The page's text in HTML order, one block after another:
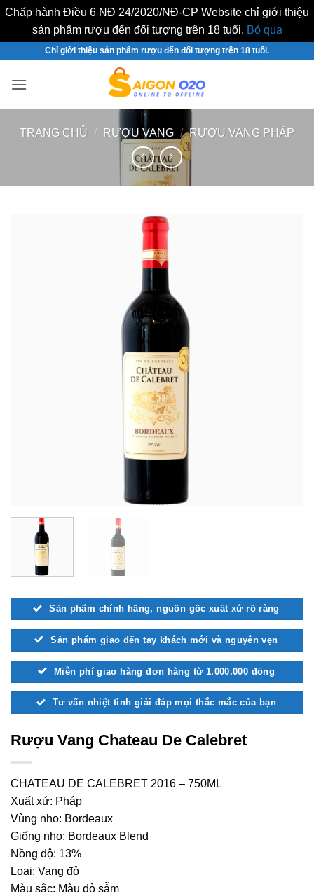
Chấp hành Điều 6 NĐ 24/2020/NĐ-CP Website chỉ giới thiệu
sản phẩm rượu đến đối tượng trên 18 tuổi. Bỏ qua
nội
Chỉ giới thiệu sản phẩm rượu đến đối tượng trên 18 tuổi.
TRANG CHỦ / RƯỢU VANG / RƯỢU VANG PHÁP
Sản phẩm chính hãng, nguồn gốc xuất xứ rõ ràng
Sản phẩm giao đến tay khách mới và nguyên vẹn
Miễn phí giao hàng đơn hàng từ 1.000.000 đồng
Tư vấn nhiệt tình giải đáp mọi thắc mắc của bạn
Rượu Vang Chateau De Calebret
CHATEAU DE CALEBRET 2016 – 750ML
Xuất xứ: Pháp
Vùng nho: Bordeaux
Giống nho: Bordeaux Blend
Nồng độ: 13%
Loại: Vang đỏ
Màu sắc: Màu đỏ sẫm